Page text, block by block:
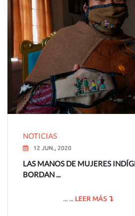
NOTICIAS
12 JUN., 2020
LAS MANOS DE MUJERES
BORDAN ...
... ... LEER MÁS